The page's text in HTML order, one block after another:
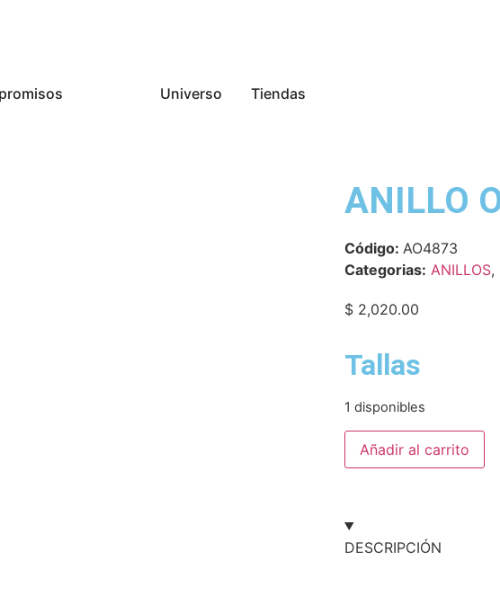
Universo Tiendas
ANILLO
Código: AO4873
Categorias: ANILLOS,
$ 2,020.00
Tallas
1 disponibles
Añadir al carrito
DESCRIPCIÓN